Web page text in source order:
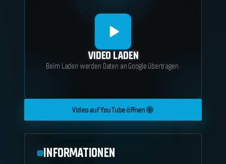
VIDEO LADEN
Beim Laden werden Daten an Google übertragen.
Video auf YouTube öffnen
INFORMATIONEN